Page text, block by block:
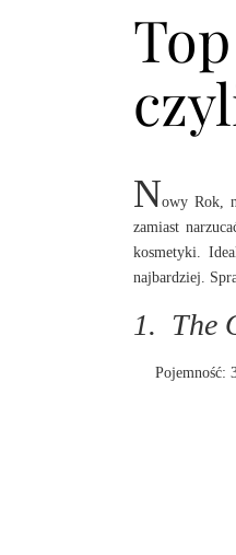
Nowy Rok,
zamiast
kosmetyki.
najbardziej.
1. The
Pojemność: